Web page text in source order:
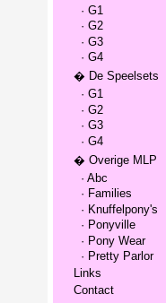
· G1
· G2
· G3
· G4
� De Speelsets
· G1
· G2
· G3
· G4
� Overige MLP
· Abc
· Families
· Knuffelpony's
· Ponyville
· Pony Wear
· Pretty Parlor
Links
Contact